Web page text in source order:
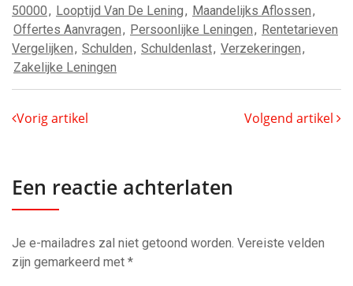
50000, Looptijd Van De Lening, Maandelijks Aflossen,
Offertes Aanvragen, Persoonlijke Leningen, Rentetarieven
Vergelijken, Schulden, Schuldenlast, Verzekeringen,
Zakelijke Leningen
Vorig artikel Volgend artikel
Een reactie achterlaten
Je e-mailadres zal niet getoond worden. Vereiste velden
zijn gemarkeerd met *